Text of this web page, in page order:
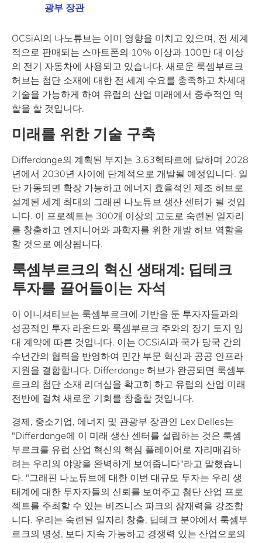
광부 장관
OCSiAl의 나노튜브는 이미 영향을 미치고 있으며, 전 세계
적으로 판매되는 스마트폰의 10% 이상과 100만 대 이상
의 전기 자동차에 사용되고 있습니다. 새로운 룩셈부르크
허브는 첨단 소재에 대한 전 세계 수요를 충족하고 차세대
기술을 가능하게 하여 유럽의 산업 미래에서 중추적인 역
할을 할 것입니다.
미래를 위한 기술 구축
Differdange의 계획된 부지는 3.63헥타르에 달하며 2028
년에서 2030년 사이에 단계적으로 개발될 예정입니다. 일
단 가동되면 확장 가능하고 에너지 효율적인 제조 허브로
설계된 세계 최대의 그래핀 나노튜브 생산 센터가 될 것입
니다. 이 프로젝트는 300개 이상의 고도로 숙련된 일자리
를 창출하고 엔지니어와 과학자를 위한 개발 허브 역할을
할 것으로 예상됩니다.
룩셈부르크의 혁신 생태계: 딥테크
투자를 끌어들이는 자석
이 이니셔티브는 룩셈부르크에 기반을 둔 투자자들과의
성공적인 투자 라운드와 룩셈부르크 주와의 장기 토지 임
대 계약에 따른 것입니다. 이는 OCSiAl과 국가 당국 간의
수년간의 협력을 반영하여 민간 부문 혁신과 공공 인프라
지원을 결합합니다. Differdange 허브가 완공되면 룩셈부
르크의 첨단 소재 리더십을 확고히 하고 유럽의 산업 미래
전반에 걸쳐 새로운 기회를 창출할 것입니다.
경제, 중소기업, 에너지 및 관광부 장관인 Lex Delles는
"Differdange에 이 미래 생산 센터를 설립하는 것은 룩셈
부르크를 유럽 산업 혁신의 핵심 플레이어로 자리매김하
려는 우리의 야망을 완벽하게 보여줍니다"라고 말했습니
다. "그래핀 나노튜브에 대한 이번 대규모 투자는 우리 생
태계에 대한 투자자들의 신뢰를 보여주고 첨단 산업 프로
젝트를 주최할 수 있는 비즈니스 파크의 잠재력을 강조합
니다. 우리는 숙련된 일자리 창출, 딥테크 분야에서 룩셈부
르크의 명성, 보다 지속 가능하고 경쟁력 있는 산업으로의